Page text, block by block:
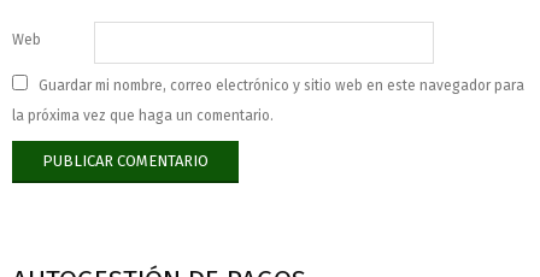
Web
Guardar mi nombre, correo electrónico y sitio web en este navegador para
la próxima vez que haga un comentario.